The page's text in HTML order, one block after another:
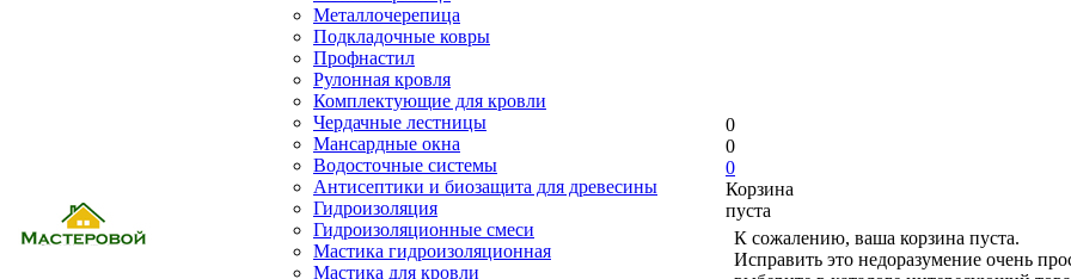
Металлочерепица
Подкладочные ковры
Профнастил
Рулонная кровля
Комплектующие для кровли
Чердачные лестницы
Мансардные окна
Водосточные системы
Антисептики и биозащита для древесины
Гидроизоляция
Гидроизоляционные смеси
Мастика гидроизоляционная
Мастика для кровли
0
0
0
Корзина
пуста
К сожалению, ваша корзина пуста.
Исправить это недоразумение очень